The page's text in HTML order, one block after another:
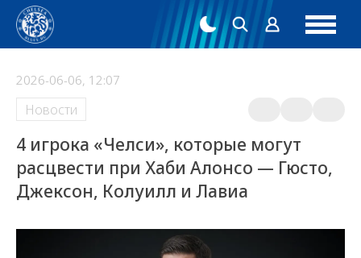
2026-06-06, 12:07
Новости
4 игрока «Челси», которые могут
расцвести при Хаби Алонсо — Гюсто,
Джексон, Колуилл и Лавиа